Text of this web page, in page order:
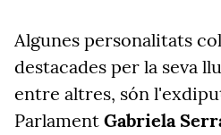
Algunes personalitats
destacades per la seva
entre altres, són
Parlament Gabriela